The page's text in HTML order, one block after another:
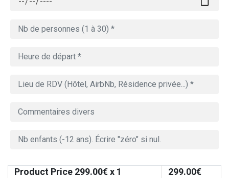
Product Price 299.00€ x 1 299.00€